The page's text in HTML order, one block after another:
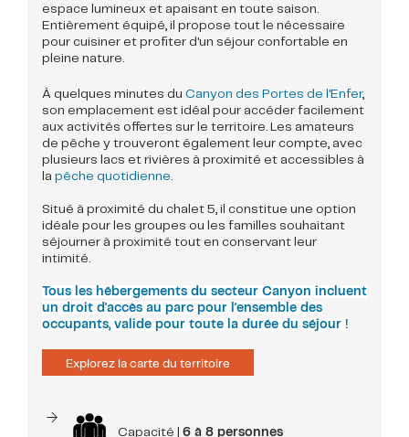
espace lumineux et apaisant en toute saison.
Entièrement équipé, il propose tout le nécessaire
pour cuisiner et profiter d'un séjour confortable en
pleine nature.
À quelques minutes du Canyon des Portes de l'Enfer,
son emplacement est idéal pour accéder facilement
aux activités offertes sur le territoire. Les amateurs
de pêche y trouveront également leur compte, avec
plusieurs lacs et rivières à proximité et accessibles à
la pêche quotidienne
Situé à proximité du chalet 5, il constitue une option
idéale pour les groupes ou les familles souhaitant
séjourner à proximité tout en conservant leur
intimité.
Tous les hébergements du secteur Canyon incluent
un droit d'accès au parc pour l'ensemble des
occupants, valide pour toute la durée du séjour !
Explorez la carte du territoire
Capacité | 6 à 8 personnes